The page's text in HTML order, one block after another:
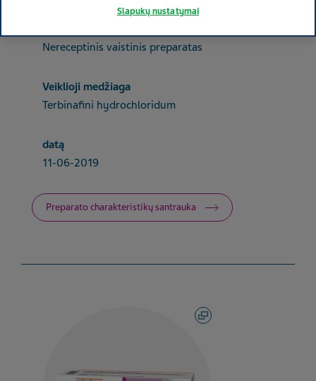
Nereceptinis vaistinis preparatas
Veiklioji medžiaga
Terbinafini hydrochloridum
datą
11-06-2019
Preparato charakteristikų santrauka
Slapukų nustatymai